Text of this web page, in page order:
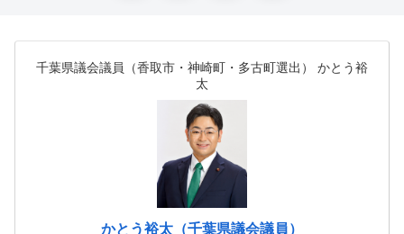
千葉県議会議員（香取市・神崎町・多古町選出） かとう裕
太
かとう裕太（千葉県議会議員）